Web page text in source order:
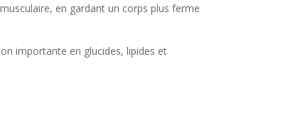
en gardant un corps plus ferme
importante en glucides, lipides et